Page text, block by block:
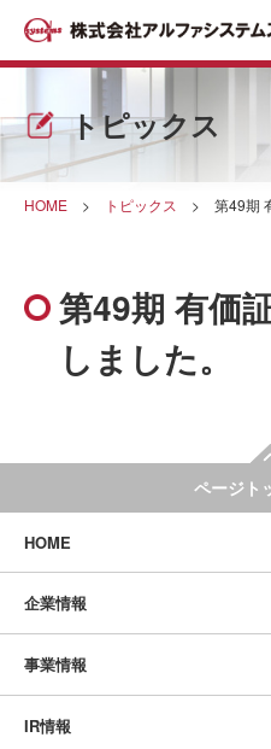
トピックス
HOME > トピックス > 第49期
第49期 有価
しました。
ページト
HOME
企業情報
事業情報
IR情報